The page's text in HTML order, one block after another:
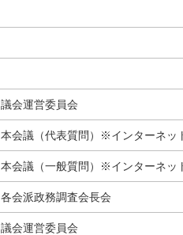
議会運営委員会
本会議（代表質問）※インターネッ
本会議（一般質問）※インターネッ
各会派政務調査会長会
議会運営委員会